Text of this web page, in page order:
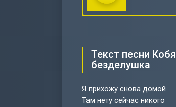
Текст песни
безделушка
Я прихожу снова домой
Там нету сейчас никого